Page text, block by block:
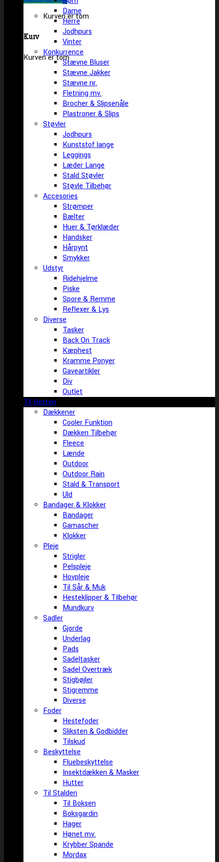
Kurven er tom
Kurv
Kurven er tom
Dame
Herre
Jodhpurs
Vinter
Konkurrence
Stævne Bluser
Stævne Jakker
Stævne nr.
Fletning mv.
Brocher & Slipsenåle
Plastroner & Slips
Støvler
Jodhpurs
Kunststof lange
Leggings
Læder Lange
Stald Støvler
Støvle Tilbehør
Accesories
Strømper
Bælter
Huer & Tørklæder
Handsker
Hårpynt
Smykker
Udstyr
Ridehjelme
Piske
Spore & Remme
Reflexer & Lys
Diverse
Tasker
Back On Track
Kæphest
Kramme Ponyer
Gaveartikler
Div
Outlet
Til Hesten
Dækkener
Cooler Funktion
Dækken Tilbehør
Fleece
Lænde
Outdoor
Outdoor Rain
Stald & Transport
Uld
Bandager & Klokker
Bandager
Gamascher
Klokker
Pleje
Strigler
Pelspleje
Hovpleje
Til Sår & Muk
Hesteklipper & Tilbehør
Mundkurv
Sadler
Gjorde
Underlag
Pads
Sadeltasker
Sadel Overtræk
Stigbøjler
Stigremme
Diverse
Foder
Hestefoder
Sliksten & Godbidder
Tilskud
Beskyttelse
Fluebeskyttelse
Insektdækken & Masker
Hutter
Til Stalden
Til Boksen
Boksgardin
Hager
Hønet mv.
Krybber Spande
Mordax